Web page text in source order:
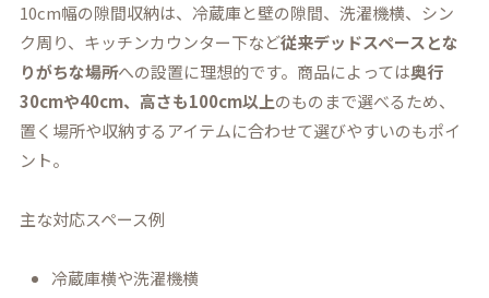
10cm幅の隙間収納は、冷蔵庫と壁の隙間、洗濯機横、シン
ク周り、キッチンカウンター下など従来デッドスペースとな
りがちな場所への設置に理想的です。商品によっては奥行
30cmや40cm、高さも100cm以上のものまで選べるため、
置く場所や収納するアイテムに合わせて選びやすいのもポイ
ント。
主な対応スペース例
冷蔵庫横や洗濯機横